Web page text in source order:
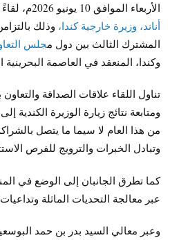
الأربعاء الموافق 10 يونيو 2026م، لقاءً ثنائيًا مع معالي
أناند، وزيرة خارجية كندا، وذلك
المشترك الثالث بين دول مجلس
وكندا، المنعقد في العاصمة البحرينية
تناول اللقاء علاقات الصداقة
ومتابعة نتائج زيارة الوزيرة
من هذا العام لا سيما ما يتصل
وتبادل الخبرات والترويج للفرص
كما تطرق الجانبان إلى الوضع في
عبر معالجة التحديات الماثلة
وعبر معالي السيد بدر بن حمد